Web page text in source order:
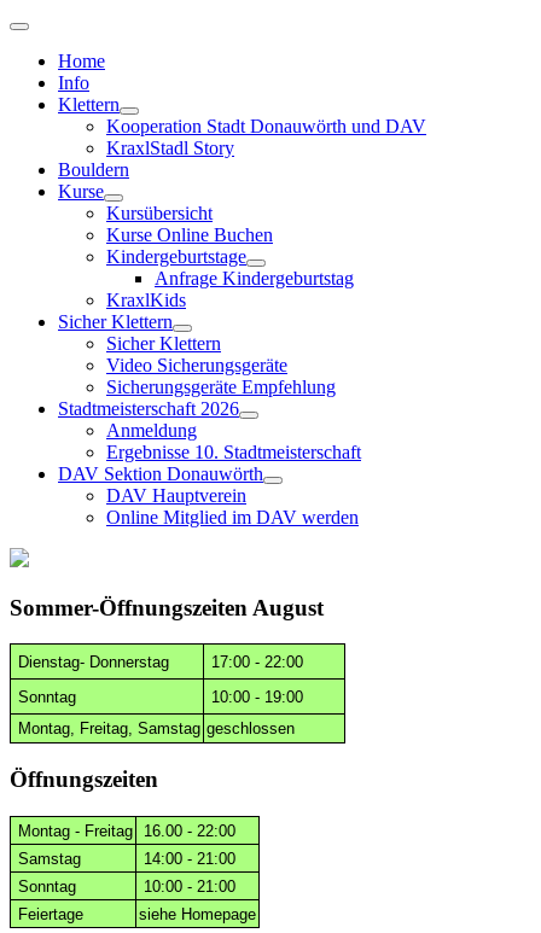
Home
Info
Klettern
Kooperation Stadt Donauwörth und DAV
KraxlStadl Story
Bouldern
Kurse
Kursübersicht
Kurse Online Buchen
Kindergeburtstage
Anfrage Kindergeburtstag
KraxlKids
Sicher Klettern
Sicher Klettern
Video Sicherungsgeräte
Sicherungsgeräte Empfehlung
Stadtmeisterschaft 2026
Anmeldung
Ergebnisse 10. Stadtmeisterschaft
DAV Sektion Donauwörth
DAV Hauptverein
Online Mitglied im DAV werden
Sommer-Öffnungszeiten August
Dienstag- Donnerstag
17:00 - 22:00
Sonntag
10:00 - 19:00
Montag, Freitag, Samstag geschlossen
Öffnungszeiten
Montag - Freitag
16.00 - 22:00
Samstag
14:00 - 21:00
Sonntag
10:00 - 21:00
Feiertage
siehe Homepage